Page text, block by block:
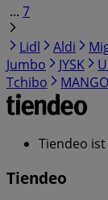
... 7
Lidl
Aldi
Jumbo
JYSK
Tchibo
MANGO
Tiendeo
Tiendeo